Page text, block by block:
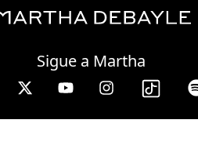
Sigue a Martha